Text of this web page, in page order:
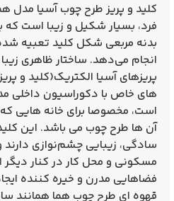
کلید و پریز طرح چوب آسیا مدل
فرد، بسیار شکیل و زیبا است که
بدنه مربعی شکل کلید تعبیه
انجام می‌دهد. ساختار ظاهری
پریزهای آسیا الکتریک(کلید و
های خاص با دکوراسیون داخلی
است، مخصوصا برای خانه هایی
آن ها طرح چوب می باشد. این
سادگی، زیبایی چشم‌نوازی دارند
مسکونی و محل کار در کنار
فضاهایی مدرن و خیره کننده
قهوه ای طرح چوب هما همانند